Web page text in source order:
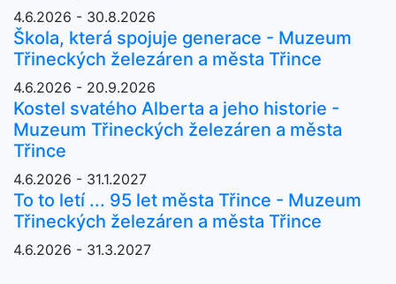
4.6.2026 - 30.8.2026
Škola, která spojuje generace - Muzeum
Třineckých železáren a města Třince
4.6.2026 - 20.9.2026
Kostel svatého Alberta a jeho historie -
Muzeum Třineckých železáren a města
Třince
4.6.2026 - 31.1.2027
To to letí ... 95 let města Třince - Muzeum
Třineckých železáren a města Třince
4.6.2026 - 31.3.2027